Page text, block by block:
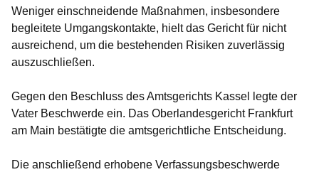
Weniger einschneidende Maßnahmen, insbesondere
begleitete Umgangskontakte, hielt das Gericht für nicht
ausreichend, um die bestehenden Risiken zuverlässig
auszuschließen.
Gegen den Beschluss des Amtsgerichts Kassel legte der
Vater Beschwerde ein. Das Oberlandesgericht Frankfurt
am Main bestätigte die amtsgerichtliche Entscheidung.
Die anschließend erhobene Verfassungsbeschwerde